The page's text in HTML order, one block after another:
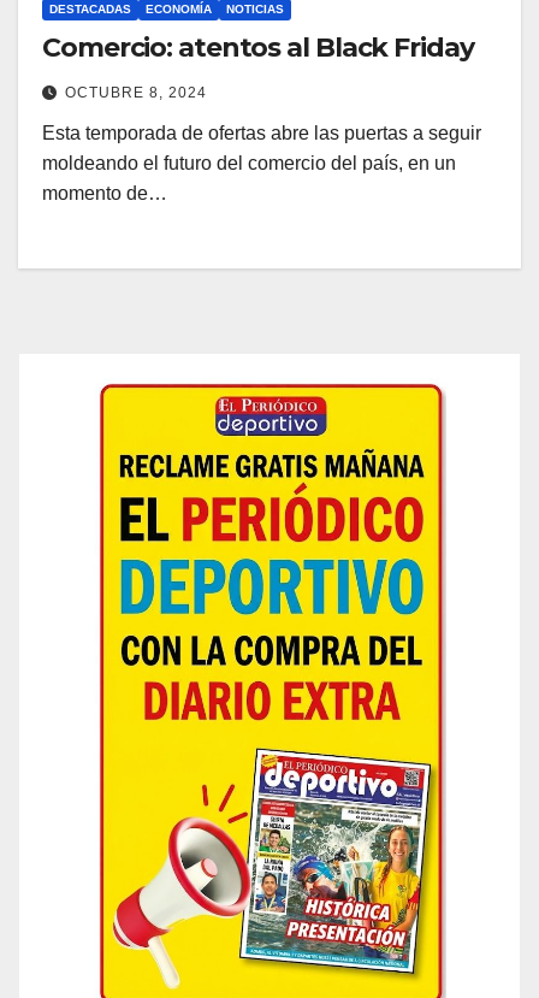
DESTACADAS ECONOMÍA NOTICIAS
Comercio: atentos al Black Friday
OCTUBRE 8, 2024
Esta temporada de ofertas abre las puertas a seguir
moldeando el futuro del comercio del país, en un
momento de…